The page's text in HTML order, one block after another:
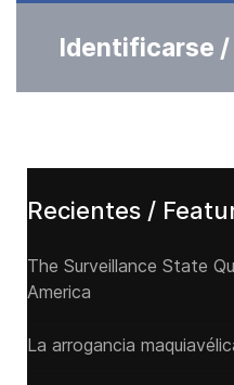
Identificarse /
Recientes /
The Surveillance State
America
La arrogancia